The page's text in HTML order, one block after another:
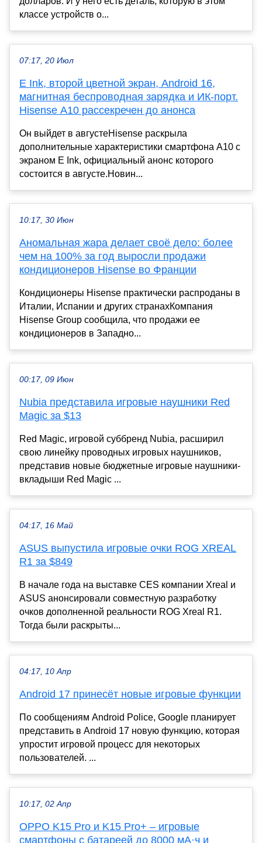
классе устройств о...
07:17, 20 Июл
E Ink, второй цветной экран, Android 16,
магнитная беспроводная зарядка и ИК-порт.
Hisense A10 рассекречен до анонса
Он выйдет в августеHisense раскрыла
дополнительные характеристики смартфона A10 с
экраном E Ink, официальный анонс которого
состоится в августе.Новин...
10:17, 30 Июн
Аномальная жара делает своё дело: более
чем на 100% за год выросли продажи
кондиционеров Hisense во Франции
Кондиционеры Hisense практически распроданы в
Италии, Испании и других странахКомпания
Hisense Group сообщила, что продажи ее
кондиционеров в Западно...
00:17, 09 Июн
Nubia представила игровые наушники Red
Magic за $13
Red Magic, игровой суббренд Nubia, расширил
свою линейку проводных игровых наушников,
представив новые бюджетные игровые наушники-
вкладыши Red Magic ...
04:17, 16 Май
ASUS выпустила игровые очки ROG XREAL
R1 за $849
В начале года на выставке CES компании Xreal и
ASUS анонсировали совместную разработку
очков дополненной реальности ROG Xreal R1.
Тогда были раскрыты...
04:17, 10 Апр
Android 17 принесёт новые игровые функции
По сообщениям Android Police, Google планирует
представить в Android 17 новую функцию, которая
упростит игровой процесс для некоторых
пользователей. ...
10:17, 02 Апр
OPPO K15 Pro и K15 Pro+ – игровые
смартфоны с батареей до 8000 мА·ч и